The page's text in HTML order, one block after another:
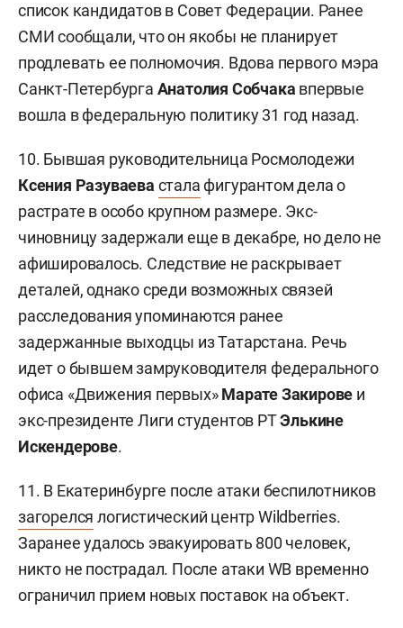
список кандидатов в Совет Федерации. Ранее
СМИ сообщали, что он якобы не планирует
продлевать ее полномочия. Вдова первого мэра
Санкт-Петербурга Анатолия Собчака впервые
вошла в федеральную политику 31 год назад.
10. Бывшая руководительница Росмолодежи
Ксения Разуваева стала фигурантом дела о
растрате в особо крупном размере. Экс-
чиновницу задержали еще в декабре, но дело не
афишировалось. Следствие не раскрывает
деталей, однако среди возможных связей
расследования упоминаются ранее
задержанные выходцы из Татарстана. Речь
идет о бывшем замруководителя федерального
офиса «Движения первых»Марате Закирове и
экс-президенте Лиги студентов РТЭлькине
Искендерове.
11. В Екатеринбурге после атаки беспилотников
загорелся логистический центр Wildberries.
Заранее удалось эвакуировать 800 человек,
никто не пострадал. После атаки WB временно
ограничил прием новых поставок на объект.